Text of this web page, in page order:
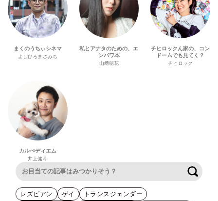
まくのうちぃシネマ
よしひろまさみち
私とアナタのための、エ
ンパワ本
山﨑穂花
チヒロックん家の、コン
ドームでも見てく？
チヒロック
カルぺディエム
井上健斗
レズビアン ゲイ
トランスジェンダー